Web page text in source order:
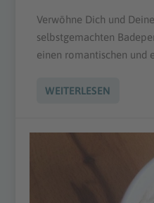
Verwöhne Dich und
selbstgemachten
einen romantischen und
WEITERLESEN